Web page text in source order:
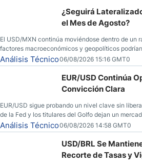
¿Seguirá
el Mes de Agosto?
El USD/MXN continúa moviéndose dentro de un
factores macroeconómicos y geopolíticos
dominado al mercado en las últimas semanas.
Análisis Técnico06/08/2026 15:16 GMT0
EUR/USD Continúa
Convicción Clara
EUR/USD sigue probando un nivel clave sin
de la Fed y los titulares del Golfo dejan un
convicción real.
Análisis Técnico06/08/2026 14:58 GMT0
USD/BRL Se
Recorte de Tasas y